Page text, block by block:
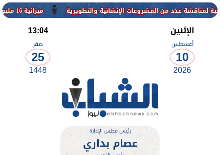
ميزانية 16 مليون جنيه لتطوير حديقة ناصر بأبوتيج.. نقلة حضارية تحافظ على تاريخها عدد من المشروعات الإنشائية والتطويرية
الإثنين
أغسطس
10
2026
13:04
صفر
25
1448
رئيس مجلس الإدارة
عصام بداري